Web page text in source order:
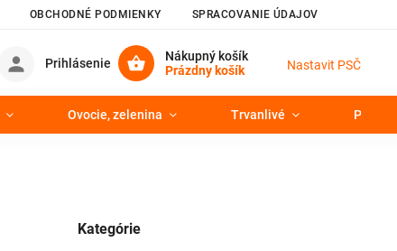
OBCHODNÉ PODMIENKY SPRACOVANIE ÚDAJOV
Nákupný košík
Prázdny košík
Nastavit PSČ
Prihlásenie
Ovocie, zelenina Trvanlivé
Kategórie